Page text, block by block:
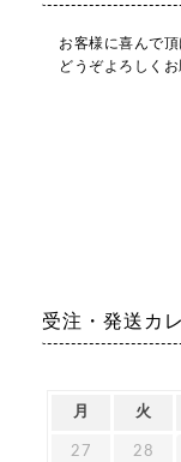
お客様に喜んで
どうぞよろしくお
受注・発送カ
月 火
27 28